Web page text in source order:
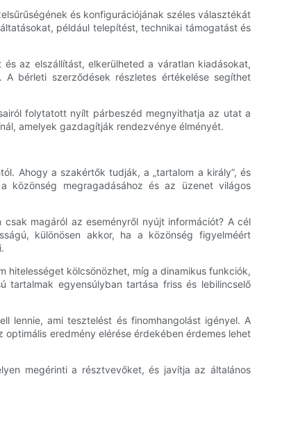
és konfigurációjának széles választékát
például telepítést, technikai támogatást és
az elszállítást, elkerülheted a váratlan kiadásokat,
bérleti szerződések részletes értékelése segíthet
folytatott nyílt párbeszéd megnyithatja az utat a
amelyek gazdagítják rendezvénye élményét.
Ahogy a szakértők tudják, a „tartalom a király”, és
közönség megragadásához és az üzenet világos
magáról az eseményről nyújt információt? A cél
különösen akkor, ha a közönség figyelméért
hitelességet kölcsönözhet, míg a dinamikus funkciók,
tartalmak egyensúlyban tartása friss és lebilincselő
lennie, ami tesztelést és finomhangolást igényel. A
eredmény elérése érdekében érdemes lehet
megérinti a résztvevőket, és javítja az általános